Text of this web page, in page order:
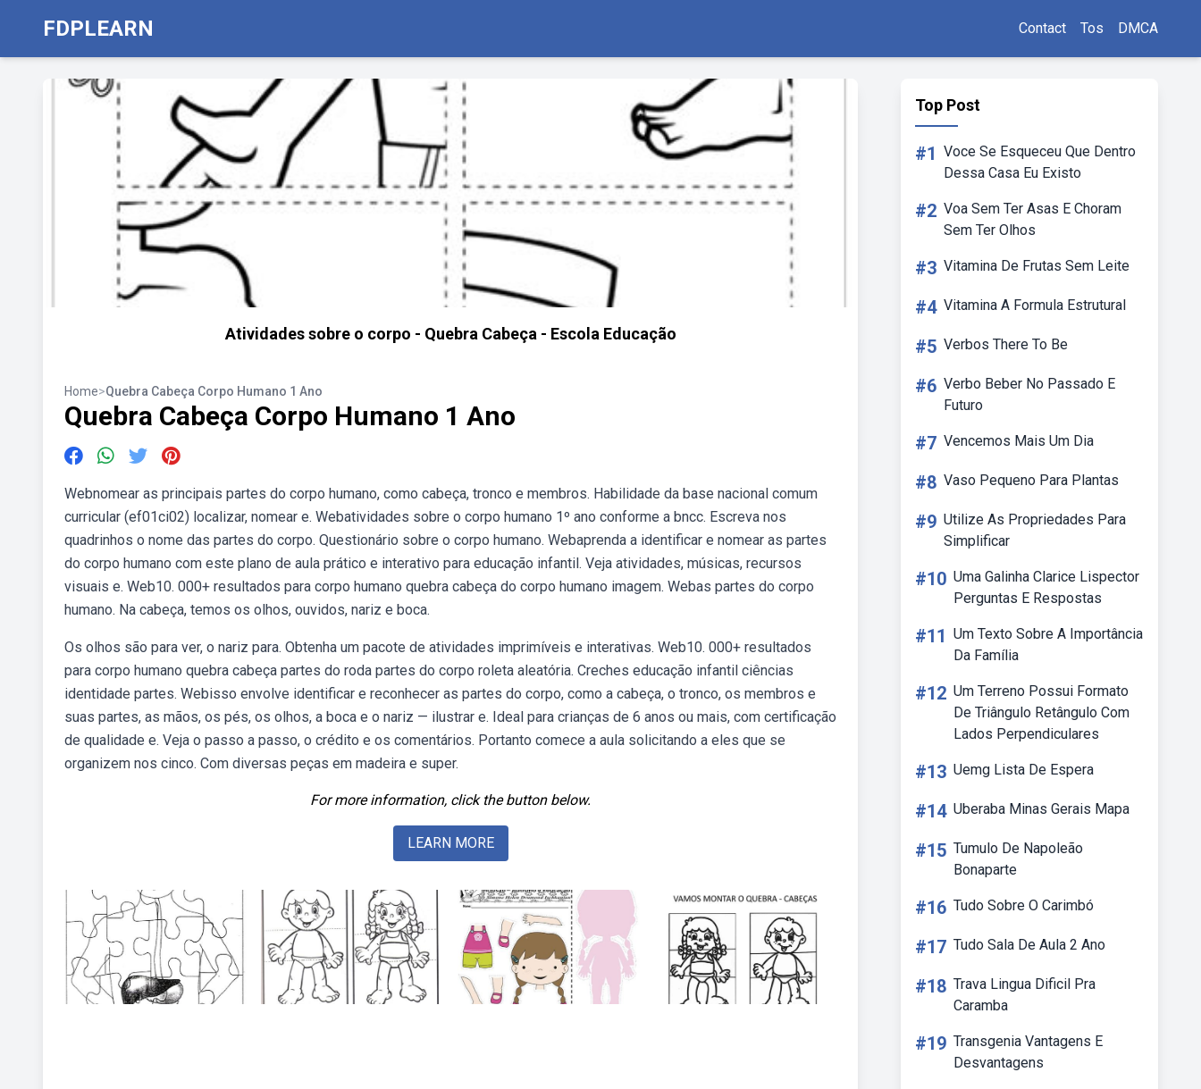
FDPLEARN Contact Tos DMCA
Atividades sobre o corpo - Quebra Cabeça - Escola Educação
Home>Quebra Cabeça Corpo Humano 1 Ano
Quebra Cabeça Corpo Humano 1 Ano
Webnomear as principais partes do corpo humano, como cabeça, tronco e membros. Habilidade da base nacional comum
curricular (ef01ci02) localizar, nomear e. Webatividades sobre o corpo humano 1º ano conforme a bncc. Escreva nos
quadrinhos o nome das partes do corpo. Questionário sobre o corpo humano. Webaprenda a identificar e nomear as partes
do corpo humano com este plano de aula prático e interativo para educação infantil. Veja atividades, músicas, recursos
visuais e. Web10. 000+ resultados para corpo humano quebra cabeça do corpo humano imagem. Webas partes do corpo
humano. Na cabeça, temos os olhos, ouvidos, nariz e boca.
Os olhos são para ver, o nariz para. Obtenha um pacote de atividades imprimíveis e interativas. Web10. 000+ resultados
para corpo humano quebra cabeça partes do roda partes do corpo roleta aleatória. Creches educação infantil ciências
identidade partes. Webisso envolve identificar e reconhecer as partes do corpo, como a cabeça, o tronco, os membros e
suas partes, as mãos, os pés, os olhos, a boca e o nariz — ilustrar e. Ideal para crianças de 6 anos ou mais, com certificação
de qualidade e. Veja o passo a passo, o crédito e os comentários. Portanto comece a aula solicitando a eles que se
organizem nos cinco. Com diversas peças em madeira e super.
For more information, click the button below.
LEARN MORE
Top Post
#1 Voce Se Esqueceu Que Dentro
Dessa Casa Eu Existo
#2 Voa Sem Ter Asas E Choram
Sem Ter Olhos
#3 Vitamina De Frutas Sem Leite
#4 Vitamina A Formula Estrutural
#5 Verbos There To Be
#6 Verbo Beber No Passado E
Futuro
#7 Vencemos Mais Um Dia
#8 Vaso Pequeno Para Plantas
#9 Utilize As Propriedades Para
Simplificar
#10 Uma Galinha Clarice Lispector
Perguntas E Respostas
#11 Um Texto Sobre A Importância
Da Família
#12 Um Terreno Possui Formato
De Triângulo Retângulo Com
Lados Perpendiculares
#13 Uemg Lista De Espera
#14 Uberaba Minas Gerais Mapa
#15 Tumulo De Napoleão
Bonaparte
#16 Tudo Sobre O Carimbó
#17 Tudo Sala De Aula 2 Ano
#18 Trava Lingua Dificil Pra
Caramba
#19 Transgenia Vantagens E
Desvantagens